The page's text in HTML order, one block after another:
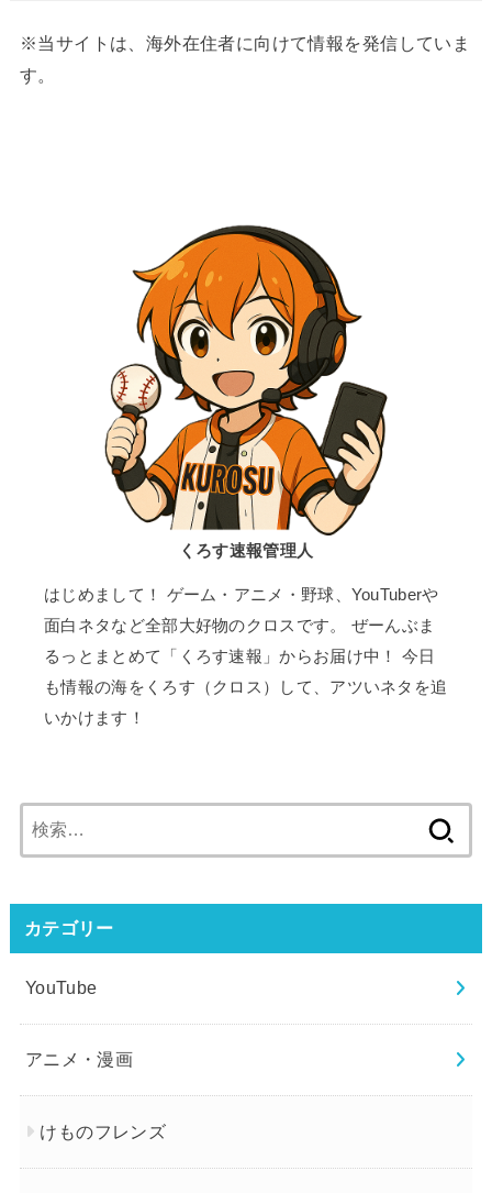
※当サイトは、海外在住者に向けて情報を発信していま
す。
くろす速報管理人
はじめまして！ ゲーム・アニメ・野球、YouTuberや
面白ネタなど全部大好物のクロスです。 ぜーんぶま
るっとまとめて「くろす速報」からお届け中！ 今日
も情報の海をくろす（クロス）して、アツいネタを追
いかけます！
索:
カテゴリー
YouTube
アニメ・漫画
けものフレンズ